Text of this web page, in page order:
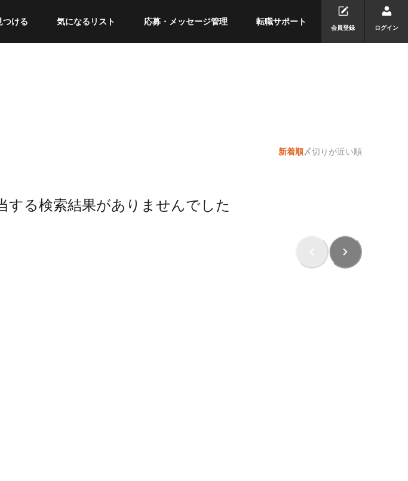
つける 気になるリスト 応募・メッセージ管理 転職サポート
会員登録 ログイン
新着順〆切りが近い順
する検索結果がありませんでした